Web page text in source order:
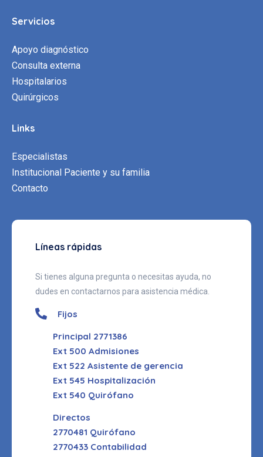
Servicios
Apoyo diagnóstico
Consulta externa
Hospitalarios
Quirúrgicos
Links
Especialistas
Institucional Paciente y su familia
Contacto
Líneas rápidas
Si tienes alguna pregunta o necesitas ayuda, no
dudes en contactarnos para asistencia médica.
Fijos
Principal 2771386
Ext 500 Admisiones
Ext 522 Asistente de gerencia
Ext 545 Hospitalización
Ext 540 Quirófano
Directos
2770481 Quirófano
2770433 Contabilidad